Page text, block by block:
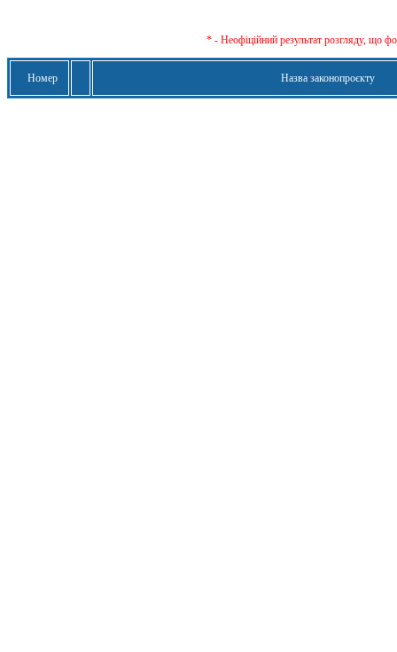
* - Неофіційний результат розгляду, що
Номер Назва законопроєкту